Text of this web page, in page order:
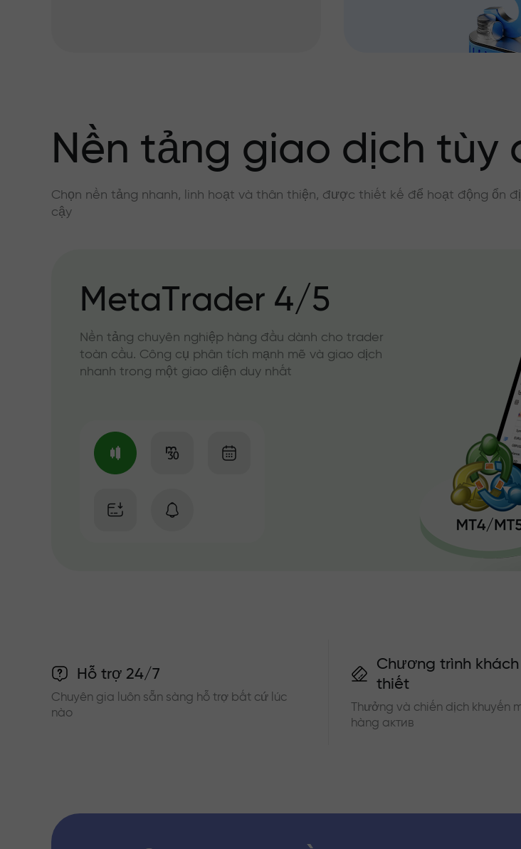
Nền tảng giao dịch tùy
Chọn nền tảng nhanh, linh hoạt và thân thiện, được thiết kế để hoạt động ổn
cậy
MetaTrader 4/5
Nền tảng chuyên nghiệp hàng đầu dành cho trader
toàn cầu. Công cụ phân tích mạnh mẽ và giao dịch
nhanh trong một giao diện duy nhất
Hỗ trợ 24/7
Chuyên gia luôn sẵn sàng hỗ trợ bất cứ lúc
nào
Chương trình
thiết
Thưởng và chiến dịch khuyến
hàng актив